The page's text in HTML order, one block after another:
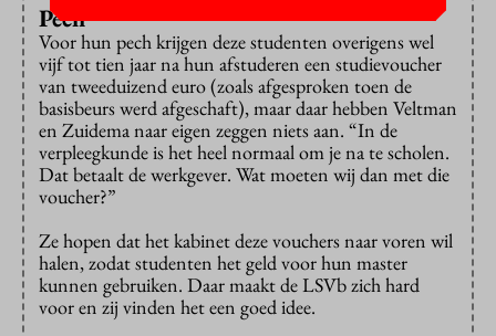
Pech
Voor hun pech krijgen deze studenten overigens wel
vijf tot tien jaar na hun afstuderen een studievoucher
van tweeduizend euro (zoals afgesproken toen de
basisbeurs werd afgeschaft), maar daar hebben Veltman
en Zuidema naar eigen zeggen niets aan. “In de
verpleegkunde is het heel normaal om je na te scholen.
Dat betaalt de werkgever. Wat moeten wij dan met die
voucher?”
Ze hopen dat het kabinet deze vouchers naar voren wil
halen, zodat studenten het geld voor hun master
kunnen gebruiken. Daar maakt de LSVb zich hard
voor en zij vinden het een goed idee.